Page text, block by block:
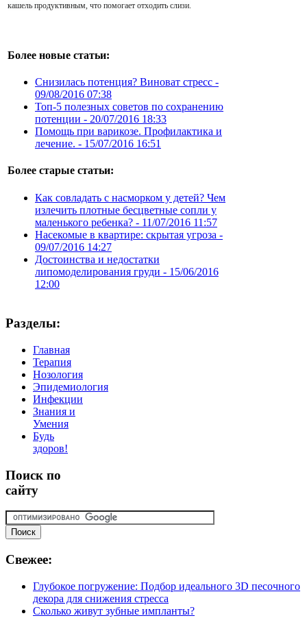
кашель продуктивным, что помогает отходить слизи.
Более новые статьи:
Снизилась потенция? Виноват стресс -
09/08/2016 07:38
Топ-5 полезных советов по сохранению
потенции - 20/07/2016 18:33
Помощь при варикозе. Профилактика и
лечение. - 15/07/2016 16:51
Более старые статьи:
Как совладать с насморком у детей? Чем
излечить плотные бесцветные сопли у
маленького ребенка? - 11/07/2016 11:57
Насекомые в квартире: скрытая угроза -
09/07/2016 14:27
Достоинства и недостатки
липомоделирования груди - 15/06/2016
12:00
Разделы:
Главная
Терапия
Нозология
Эпидемиология
Инфекции
Знания и
Умения
Будь
здоров!
Поиск по
сайту
Свежее:
Глубокое погружение: Подбор идеального 3D песочного
декора для снижения стресса
Сколько живут зубные импланты?